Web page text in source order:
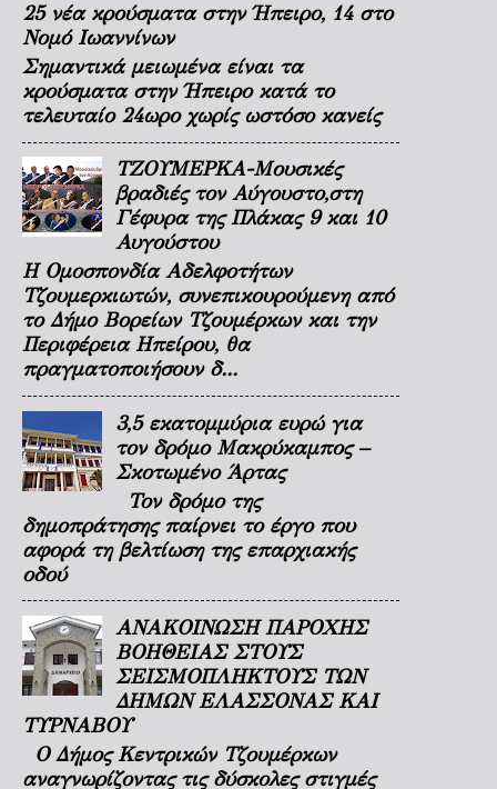
25 νέα κρούσματα στην Ήπειρο, 14 στο
Νομό Ιωαννίνων
Σημαντικά μειωμένα είναι τα
κρούσματα στην Ήπειρο κατά το
τελευταίο 24ωρο χωρίς ωστόσο κανείς
ΤΖΟΥΜΕΡΚΑ-Μουσικές
βραδιές τον Αύγουστο,στη
Γέφυρα της Πλάκας 9 και 10
Αυγούστου
Η Ομοσπονδία Αδελφοτήτων
Τζουμερκιωτών, συνεπικουρούμενη από
το Δήμο Βορείων Τζουμέρκων και την
Περιφέρεια Ηπείρου, θα
πραγματοποιήσουν δ...
3,5 εκατομμύρια ευρώ για
τον δρόμο Μακρύκαμπος –
Σκοτωμένο Άρτας
Τον δρόμο της
δημοπράτησης παίρνει το έργο που
αφορά τη βελτίωση της επαρχιακής
οδού
ΑΝΑΚΟΙΝΩΣΗ ΠΑΡΟΧΗΣ
ΒΟΗΘΕΙΑΣ ΣΤΟΥΣ
ΣΕΙΣΜΟΠΛΗΚΤΟΥΣ ΤΩΝ
ΔΗΜΩΝ ΕΛΑΣΣΟΝΑΣ ΚΑΙ
ΤΥΡΝΑΒΟΥ
Ο Δήμος Κεντρικών Τζουμέρκων
αναγνωρίζοντας τις δύσκολες στιγμές